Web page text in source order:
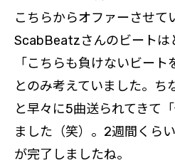
こちらからオファーさせて
ScabBeatzさんのビートは
「こちらも負けないビー
とのみ考えていました。ち
と早々に5曲送られてきて
ました（笑）。2週間くら
が完了しましたね。